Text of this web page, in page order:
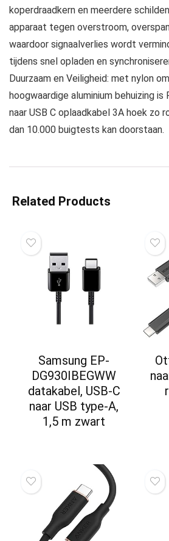
koperdraadkern en meerdere
apparaat tegen overstroom,
waardoor signaalverlies wordt
tijdens snel opladen en
Duurzaam en Veiligheid: met nylon
hoogwaardige aluminium behuizing is
naar USB C oplaadkabel 3A hoek zo
dan 10.000 buigtests kan doorstaan.
Related Products
Samsung EP-
DG930IBEGWW
datakabel, USB-C
naar USB type-A,
1,5 m zwart